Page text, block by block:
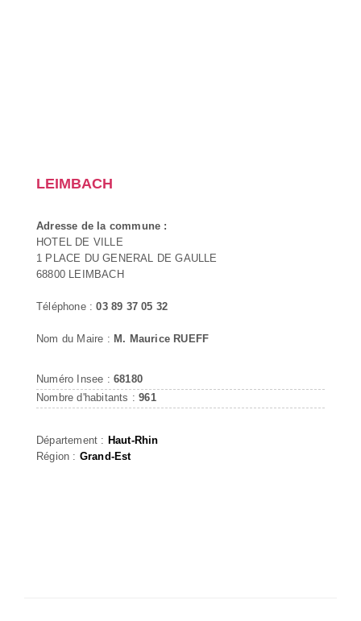
LEIMBACH
Adresse de la commune :
HOTEL DE VILLE
1 PLACE DU GENERAL DE GAULLE
68800 LEIMBACH
Téléphone :03 89 37 05 32
Nom du Maire : M. Maurice RUEFF
Numéro Insee : 68180
Nombre d'habitants :961
Département : Haut-Rhin
Région : Grand-Est